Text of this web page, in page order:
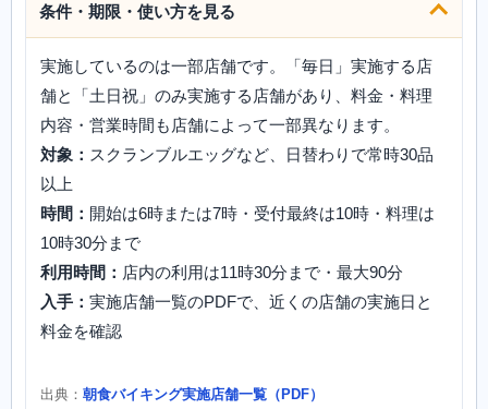
条件・期限・使い方を見る
実施しているのは一部店舗です。「毎日」実施する店
舗と「土日祝」のみ実施する店舗があり、料金・料理
内容・営業時間も店舗によって一部異なります。
対象： スクランブルエッグなど、日替わりで常時30品
以上
時間： 開始は6時または7時・受付最終は10時・料理は
10時30分まで
利用時間： 店内の利用は11時30分まで・最大90分
入手： 実施店舗一覧のPDFで、近くの店舗の実施日と
料金を確認
出典： 朝食バイキング実施店舗一覧（PDF）